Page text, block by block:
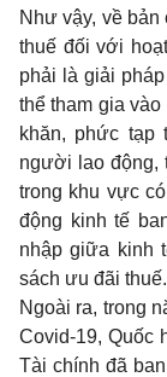
Như vậy, về
thuế đối với
phải là giải
thể tham gia
khăn, phức tạp
người lao động,
trong khu vực
động kinh tế
nhập giữa kinh
sách ưu đãi thuế.
Ngoài ra, trong
Covid-19, Quốc
Tài chính đã